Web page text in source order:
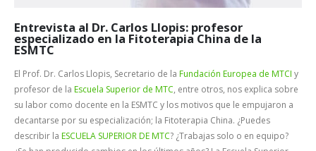
Entrevista al Dr. Carlos Llopis: profesor
especializado en la Fitoterapia China de la
ESMTC
El Prof. Dr. Carlos Llopis, Secretario de la Fundación Europea de MTCI y
profesor de la Escuela Superior de MTC, entre otros, nos explica sobre
su labor como docente en la ESMTC y los motivos que le empujaron a
decantarse por su especialización; la Fitoterapia China. ¿Puedes
describir la ESCUELA SUPERIOR DE MTC? ¿Trabajas solo o en equipo?